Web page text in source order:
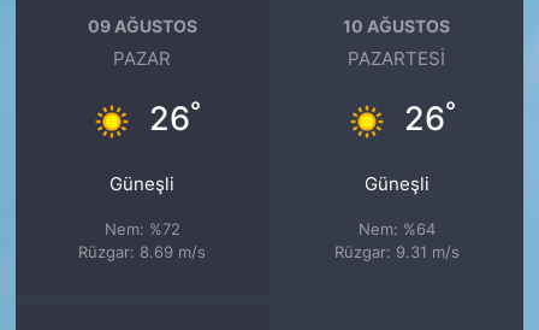
09 AĞUSTOS
PAZAR
26°
Güneşli
Nem: %72
Rüzgar: 8.69 m/s
10 AĞUSTOS
PAZARTESI
26°
Güneşli
Nem: %64
Rüzgar: 9.31 m/s